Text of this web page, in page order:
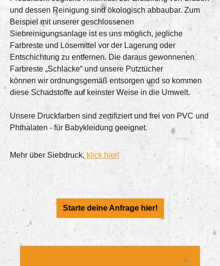
und dessen Reinigung sind ökologisch abbaubar. Zum
Beispiel mit unserer geschlossenen
Siebreinigungsanlage ist es uns möglich, jegliche
Farbreste und Lösemittel vor der Lagerung oder
Entschichtung zu entfernen. Die daraus gewonnenen
Farbreste „Schlacke“ und unsere Putztücher
können wir ordnungsgemäß entsorgen und so kommen
diese Schadstoffe auf keinster Weise in die Umwelt.
Unsere Druckfarben sind zertifiziert und frei von PVC und
Phthalaten - für Babykleidung geeignet.
Mehr über Siebdruck, klick hier!
Starte deine Anfrage hier!